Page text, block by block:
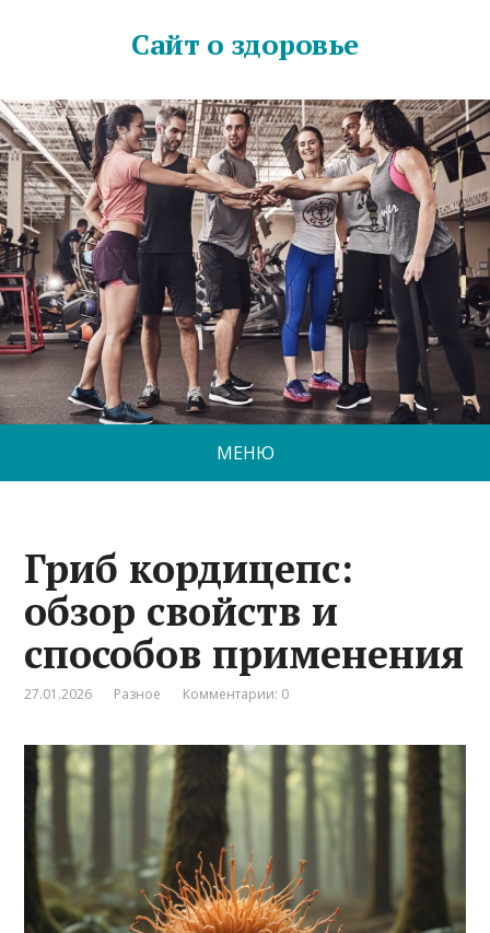
Сайт о здоровье
МЕНЮ
Гриб кордицепс:
обзор свойств и
способов применения
27.01.2026 Разное Комментарии: 0